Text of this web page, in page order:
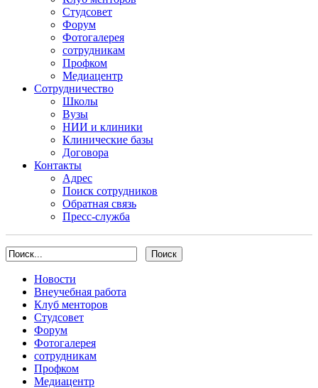
Студсовет
Форум
Фотогалерея
сотрудникам
Профком
Медиацентр
Сотрудничество
Школы
Вузы
НИИ и клиники
Клинические базы
Договора
Контакты
Адрес
Поиск сотрудников
Обратная связь
Пресс-служба
Новости
Внеучебная работа
Клуб менторов
Студсовет
Форум
Фотогалерея
сотрудникам
Профком
Медиацентр